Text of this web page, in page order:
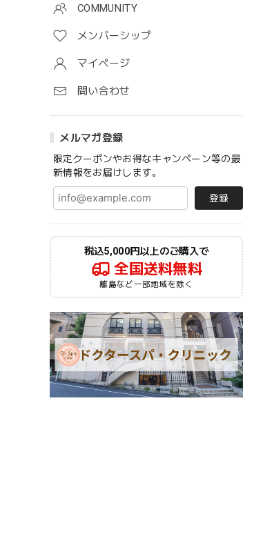
COMMUNITY
メンバーシップ
マイページ
問い合わせ
メルマガ登録
限定クーポンやお得なキャンペーン等の最
新情報をお届けします。
登録
税込5,000円以上のご購入で
全国送料無料
離島など一部地域を除く